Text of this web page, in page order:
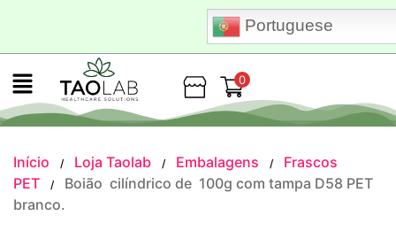
Portuguese
Loja
0
Início / Loja Taolab / Embalagens /
Frascos
PET
/
Boião cilíndrico de 100g com tampa D58 PET
branco.